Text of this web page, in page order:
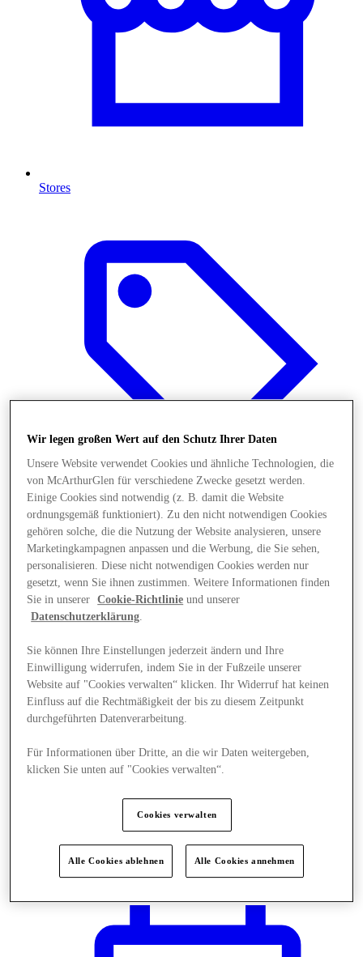
Stores
Angebote
Plane Deinen Besuch
Wir legen großen Wert auf den Schutz Ihrer Daten
Unsere Website verwendet Cookies und ähnliche Technologien, die
von McArthurGlen für verschiedene Zwecke gesetzt werden.
Einige Cookies sind notwendig (z. B. damit die Website
ordnungsgemäß funktioniert). Zu den nicht notwendigen Cookies
gehören solche, die die Nutzung der Website analysieren, unsere
Marketingkampagnen anpassen und die Werbung, die Sie sehen,
personalisieren. Diese nicht notwendigen Cookies werden nur
gesetzt, wenn Sie ihnen zustimmen. Weitere Informationen finden
Sie in unserer
Cookie-Richtlinie und unserer
Datenschutzerklärung.
Sie können Ihre Einstellungen jederzeit ändern und Ihre
Einwilligung widerrufen, indem Sie in der Fußzeile unserer
Website auf "Cookies verwalten“ klicken. Ihr Widerruf hat keinen
Einfluss auf die Rechtmäßigkeit der bis zu diesem Zeitpunkt
durchgeführten Datenverarbeitung.
Für Informationen über Dritte, an die wir Daten weitergeben,
klicken Sie unten auf "Cookies verwalten“.
Cookies verwalten
Alle Cookies ablehnen Alle Cookies annehmen